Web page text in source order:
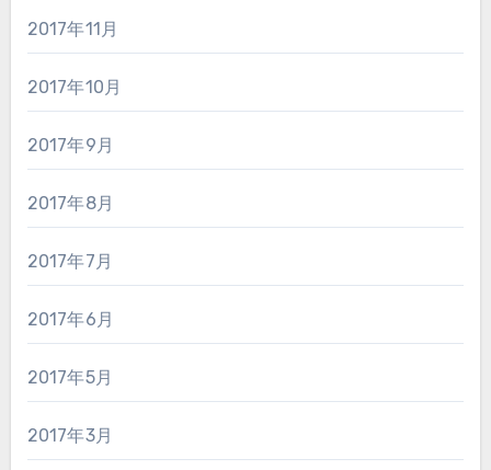
2017年11月
2017年10月
2017年9月
2017年8月
2017年7月
2017年6月
2017年5月
2017年3月